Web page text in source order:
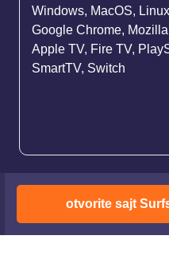
Windows, MacOS,
Google Chrome,
Apple TV, Fire TV,
SmartTV, Switch
otvorite sajt